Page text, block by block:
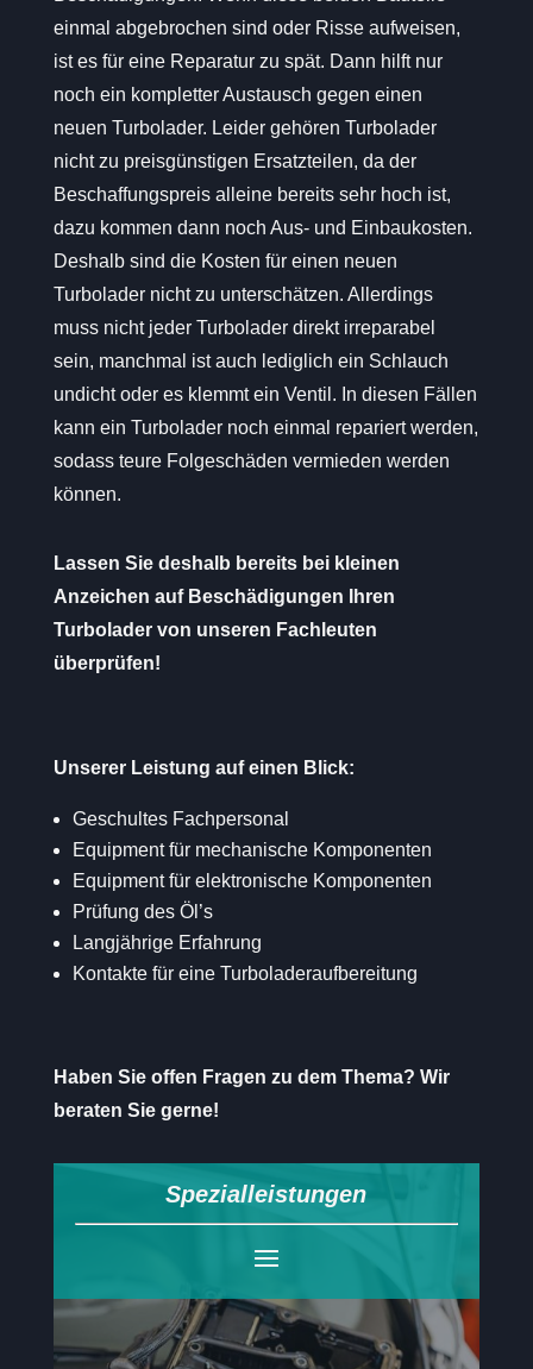
einmal abgebrochen sind oder Risse aufweisen,
ist es für eine Reparatur zu spät. Dann hilft nur
noch ein kompletter Austausch gegen einen
neuen Turbolader. Leider gehören Turbolader
nicht zu preisgünstigen Ersatzteilen, da der
Beschaffungspreis alleine bereits sehr hoch ist,
dazu kommen dann noch Aus- und Einbaukosten.
Deshalb sind die Kosten für einen neuen
Turbolader nicht zu unterschätzen. Allerdings
muss nicht jeder Turbolader direkt irreparabel
sein, manchmal ist auch lediglich ein Schlauch
undicht oder es klemmt ein Ventil. In diesen Fällen
kann ein Turbolader noch einmal repariert werden,
sodass teure Folgeschäden vermieden werden
können.
Lassen Sie deshalb bereits bei kleinen
Anzeichen auf Beschädigungen Ihren
Turbolader von unseren Fachleuten
überprüfen!
Unserer Leistung auf einen Blick:
Geschultes Fachpersonal
Equipment für mechanische Komponenten
Equipment für elektronische Komponenten
Prüfung des Öl’s
Langjährige Erfahrung
Kontakte für eine Turboladeraufbereitung
Haben Sie offen Fragen zu dem Thema? Wir
beraten Sie gerne!
Spezialleistungen